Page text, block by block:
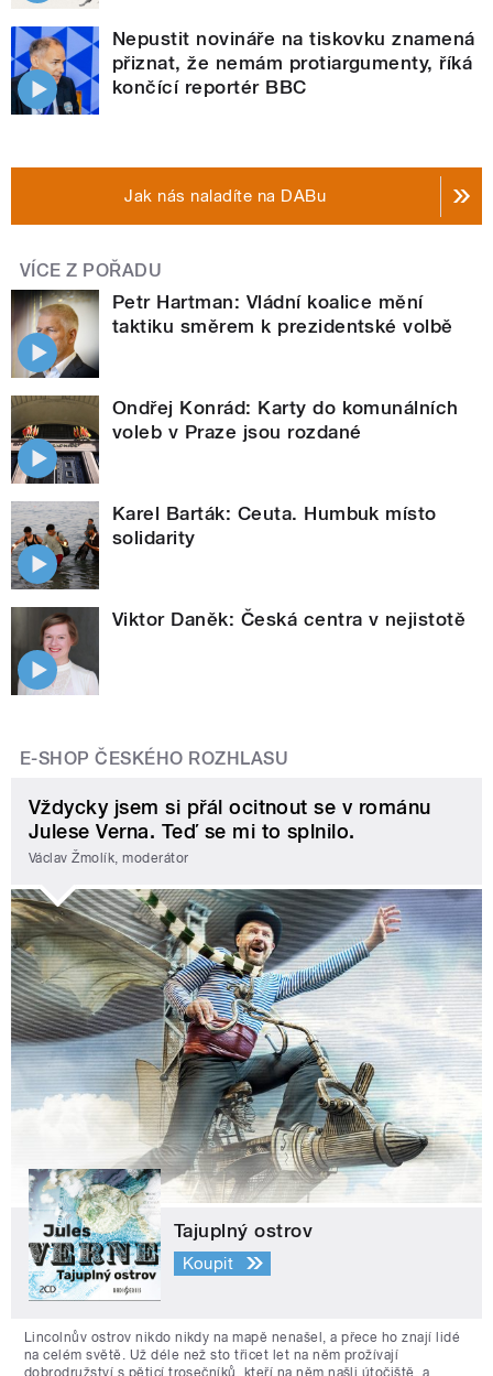
Nepustit novináře na tiskovku znamená
přiznat, že nemám protiargumenty, říká
končící reportér BBC
Jak nás naladíte na DABu
VÍCE Z POŘADU
Petr Hartman: Vládní koalice mění
taktiku směrem k prezidentské volbě
Ondřej Konrád: Karty do komunálních
voleb v Praze jsou rozdané
Karel Barták: Ceuta. Humbuk místo
solidarity
Viktor Daněk: Česká centra v nejistotě
E-SHOP ČESKÉHO ROZHLASU
Vždycky jsem si přál ocitnout se v románu
Julese Verna. Teď se mi to splnilo.
Václav Žmolík, moderátor
Tajuplný ostrov
Koupit
Lincolnův ostrov nikdo nikdy na mapě nenašel, a přece ho znají lidé
na celém světě. Už déle než sto třicet let na něm prožívají